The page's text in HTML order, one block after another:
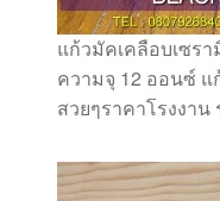
แก้วมัคเคลือบเซร
ความจุ 12 ออนซ์
สวยๆราคาโรงงาน